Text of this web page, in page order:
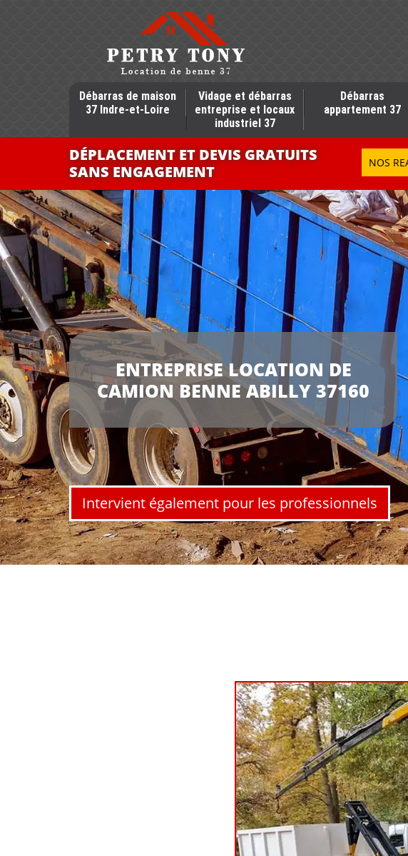
Débarras de maison
37 Indre-et-Loire
Vidage et débarras
entreprise et locaux
industriel 37
Débarras
appartement 37
DÉPLACEMENT ET DEVIS GRATUITS
SANS ENGAGEMENT
NOS
ENTREPRISE LOCATION DE
CAMION BENNE ABILLY 37160
Intervient également pour les professionnels